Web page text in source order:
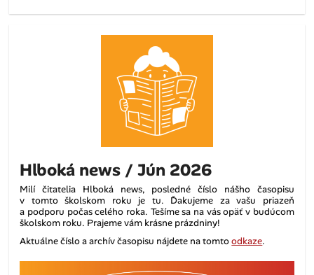
Hlboká news / Jún 2026
Milí čitatelia Hlboká news, posledné číslo nášho časopisu
v tomto školskom roku je tu. Ďakujeme za vašu priazeň
a podporu počas celého roka. Tešíme sa na vás opäť v budúcom
školskom roku. Prajeme vám krásne prázdniny!
Aktuálne číslo a archív časopisu nájdete na tomtoodkaze.